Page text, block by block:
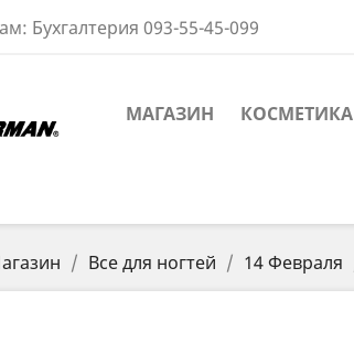
Бухгалтерия 093-55-45-099
МАГАЗИН КОСМЕТИКА
Все для ногтей 14 Февраля